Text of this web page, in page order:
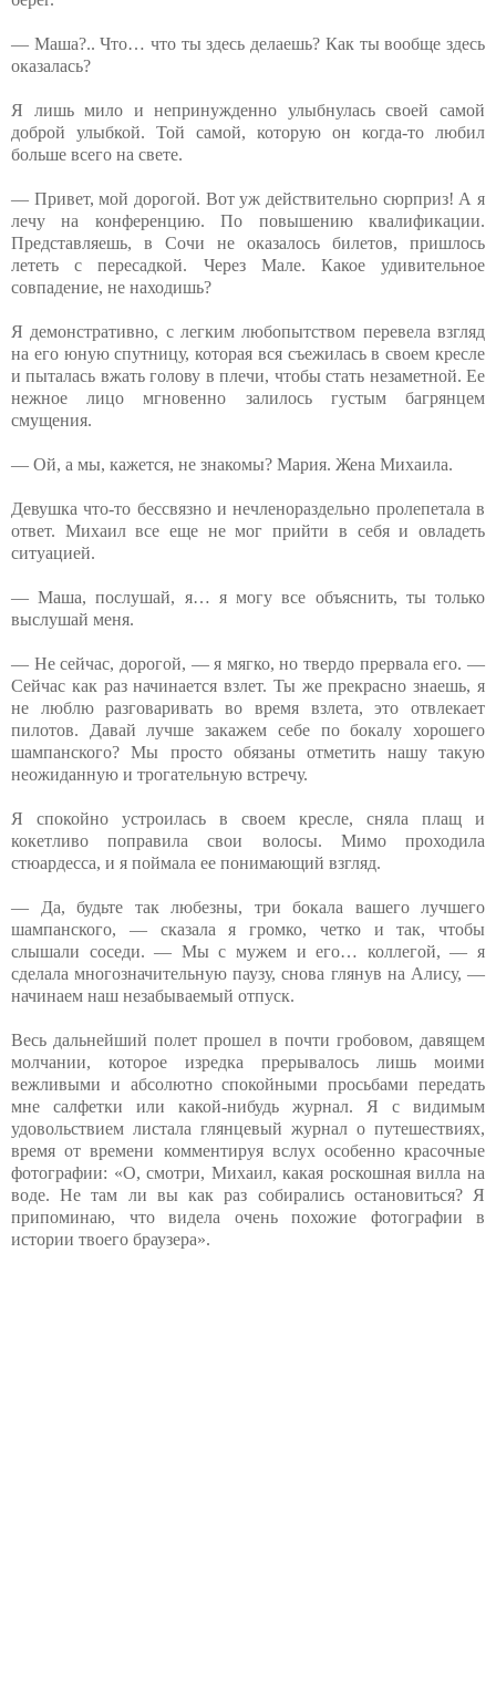
— Маша?.. Что… что ты здесь делаешь? Как ты вообще здесь
оказалась?
Я лишь мило и непринужденно улыбнулась своей самой
доброй улыбкой. Той самой, которую он когда-то любил
больше всего на свете.
— Привет, мой дорогой. Вот уж действительно сюрприз! А я
лечу на конференцию. По повышению квалификации.
Представляешь, в Сочи не оказалось билетов, пришлось
лететь с пересадкой. Через Мале. Какое удивительное
совпадение, не находишь?
Я демонстративно, с легким любопытством перевела взгляд
на его юную спутницу, которая вся съежилась в своем кресле
и пыталась вжать голову в плечи, чтобы стать незаметной. Ее
нежное лицо мгновенно залилось густым багрянцем
смущения.
— Ой, а мы, кажется, не знакомы? Мария. Жена Михаила.
Девушка что-то бессвязно и нечленораздельно пролепетала в
ответ. Михаил все еще не мог прийти в себя и овладеть
ситуацией.
— Маша, послушай, я… я могу все объяснить, ты только
выслушай меня.
— Не сейчас, дорогой, — я мягко, но твердо прервала его. —
Сейчас как раз начинается взлет. Ты же прекрасно знаешь, я
не люблю разговаривать во время взлета, это отвлекает
пилотов. Давай лучше закажем себе по бокалу хорошего
шампанского? Мы просто обязаны отметить нашу такую
неожиданную и трогательную встречу.
Я спокойно устроилась в своем кресле, сняла плащ и
кокетливо поправила свои волосы. Мимо проходила
стюардесса, и я поймала ее понимающий взгляд.
— Да, будьте так любезны, три бокала вашего лучшего
шампанского, — сказала я громко, четко и так, чтобы
слышали соседи. — Мы с мужем и его… коллегой, — я
сделала многозначительную паузу, снова глянув на Алису, —
начинаем наш незабываемый отпуск.
Весь дальнейший полет прошел в почти гробовом, давящем
молчании, которое изредка прерывалось лишь моими
вежливыми и абсолютно спокойными просьбами передать
мне салфетки или какой-нибудь журнал. Я с видимым
удовольствием листала глянцевый журнал о путешествиях,
время от времени комментируя вслух особенно красочные
фотографии: «О, смотри, Михаил, какая роскошная вилла на
воде. Не там ли вы как раз собирались остановиться? Я
припоминаю, что видела очень похожие фотографии в
истории твоего браузера».